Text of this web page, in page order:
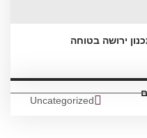
ירושה בטוחה
Uncategorized